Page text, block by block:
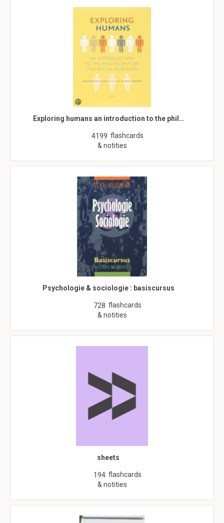
Exploring humans an introduction to the phil…
4199 flashcards
& notities
Psychologie & sociologie : basiscursus
728 flashcards
& notities
sheets
194 flashcards
& notities